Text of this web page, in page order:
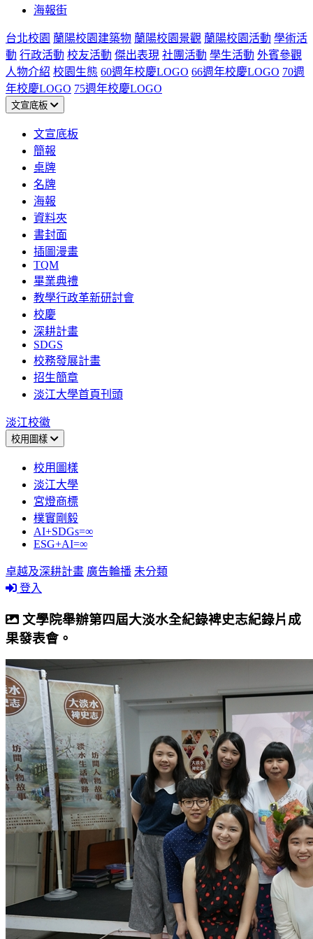
海報街
台北校園 蘭陽校園建築物 蘭陽校園景觀 蘭陽校園活動 學術活
動 行政活動 校友活動 傑出表現 社團活動 學生活動 外賓參觀
人物介紹 校園生態 60週年校慶LOGO 66週年校慶LOGO 70週
年校慶LOGO 75週年校慶LOGO
文宣底板
文宣底板
簡報
桌牌
名牌
海報
資料夾
書封面
插圖漫畫
TQM
畢業典禮
教學行政革新研討會
校慶
深耕計畫
SDGS
校務發展計畫
招生簡章
淡江大學首頁刊頭
淡江校徽
校用圖樣
校用圖樣
淡江大學
宮燈商標
樸實剛毅
AI+SDGs=∞
ESG+AI=∞
卓越及深耕計畫 廣告輪播 未分類
登入
文學院舉辦第四屆大淡水全紀錄裨史志紀錄片成
果發表會。